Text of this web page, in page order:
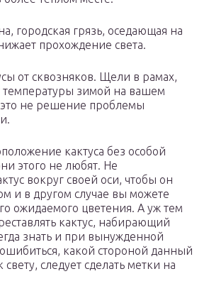
городская грязь, оседающая на
прохождение света.
от сквозняков. Щели в рамах,
температуры зимой на вашем
не решение проблемы
кактуса без особой
этого не любят. Не
вокруг своей оси, чтобы он
и в другом случае вы можете
ожидаемого цветения. А уж тем
кактус, набирающий
знать и при вынужденной
какой стороной данный
свету, следует сделать метки на